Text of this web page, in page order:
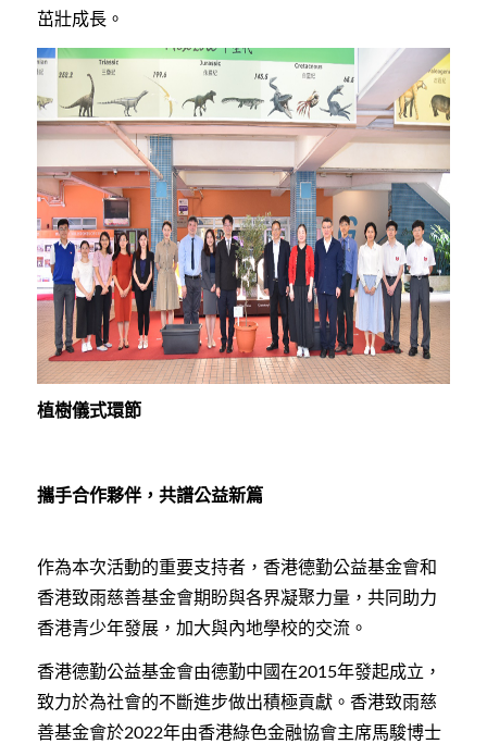
茁壯成長。
植樹儀式環節
攜手合作夥伴，共譜公益新篇
作為本次活動的重要支持者，香港德勤公益基金會和
香港致雨慈善基金會期盼與各界凝聚力量，共同助力
香港青少年發展，加大與內地學校的交流。
香港德勤公益基金會由德勤中國在2015年發起成立，
致力於為社會的不斷進步做出積極貢獻。香港致雨慈
善基金會於2022年由香港綠色金融協會主席馬駿博士